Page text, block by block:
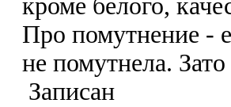
кроме белого,
Про помутнение -
не помутнела.
Записан